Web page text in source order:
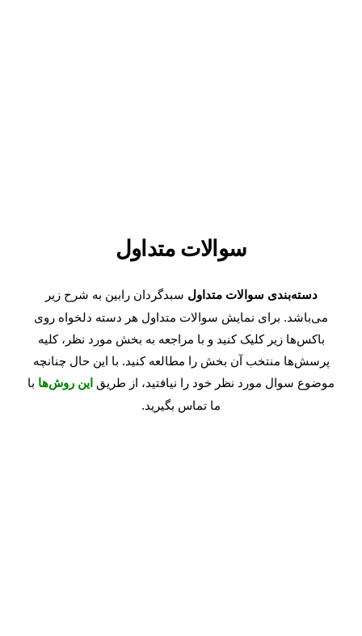
سوالات متداول
دسته‌بندی سوالات متداول سبدگردان رابین به شرح زیر
می‌باشد. برای نمایش سوالات متداول هر دسته دلخواه روی
باکس‌ها زیر کلیک کنید و با مراجعه به بخش‌ مورد نظر، کلیه
پرسش‌ها منتخب آن بخش را مطالعه کنید. با این حال چنانچه
موضوع سوال مورد نظر خود را نیافتید، از طریق این روش‌ها با
ما تماس بگیرید.